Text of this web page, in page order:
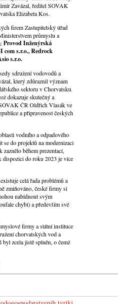
Zavázal, ředitel SOVAK
Elizabeta Kos.
firem Zastupitelský úřad
průmyslu a
Provod Inženýrská
com s.r.o., Redrock
s.r.o.
sdružení vodovodů a
který zdůraznil význam
sektoru v Chorvatsku.
dokazuje skutečný a
ČR Oldřich Vlasák ve
a připravenost českých
vodního a odpadového
se do projektů na modernizaci
během prezentací,
dispozici do roku 2023 je více
celá řada problémů a
zmiňováno, české firmy si
nabídnout svým
chybí) a především své
firmy a státní instituce
chorvatských vod a
zcela jistě splněn, o čemž